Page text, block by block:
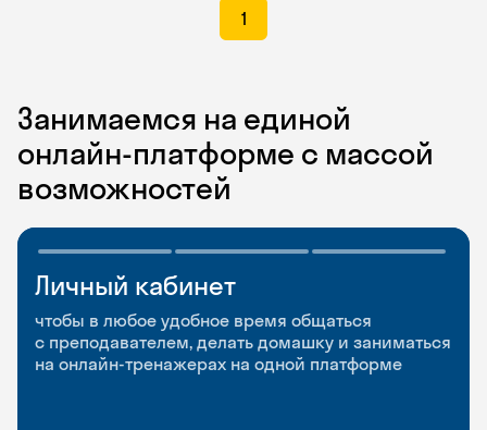
1
Занимаемся на единой
онлайн-платформе с массой
возможностей
Личный кабинет
чтобы в любое удобное время общаться
с преподавателем, делать домашку и заниматься
на онлайн-тренажерах на одной платформе
Мобильное
приложение
чтобы заниматься и изучать новые слова где
и когда удобно
Разговорные клубы
и Talks
Групповые занятия для разговорной практики
и индивидуальные встречи с преподавателями